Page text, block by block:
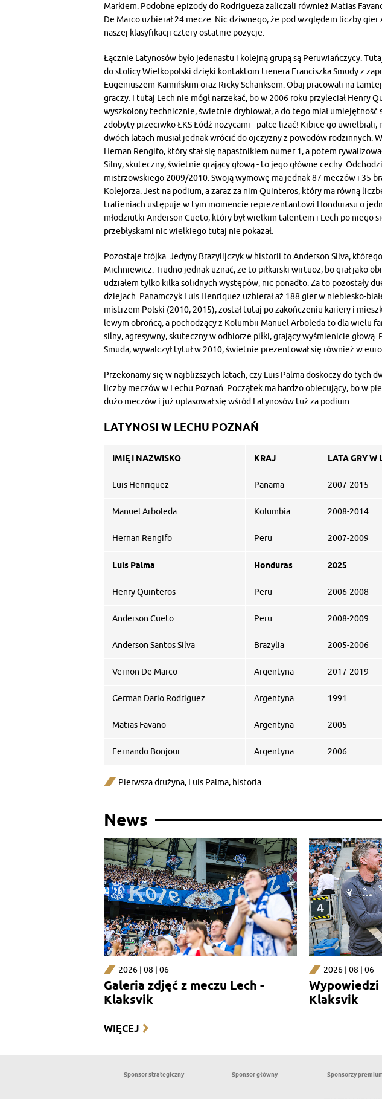
Markiem. Podobne epizody do Rodrigueza zaliczali również Matias
De Marco uzbierał 24 mecze. Nic dziwnego, że pod względem liczby
naszej klasyfikacji cztery ostatnie pozycje.
Łącznie Latynosów było jedenastu i kolejną grupą są Peruwiańczycy.
do stolicy Wielkopolski dzięki kontaktom trenera Franciszka Smudy z
Eugeniuszem Kamińskim oraz Ricky Schanksem. Obaj pracowali na
graczy. I tutaj Lech nie mógł narzekać, bo w 2006 roku przyleciał Henry
wyszkolony technicznie, świetnie dryblował, a do tego miał umiejętność
zdobyty przeciwko ŁKS Łódź nożycami - palce lizać! Kibice go uwielbiali,
dwóch latach musiał jednak wrócić do ojczyzny z powodów rodzinnych.
Hernan Rengifo, który stał się napastnikiem numer 1, a potem
Silny, skuteczny, świetnie grający głową - to jego główne cechy.
mistrzowskiego 2009/2010. Swoją wymowę ma jednak 87 meczów i 35
Kolejorza. Jest na podium, a zaraz za nim Quinteros, który ma równą
trafieniach ustępuje w tym momencie reprezentantowi Hondurasu o
młodziutki Anderson Cueto, który był wielkim talentem i Lech po niego
przebłyskami nic wielkiego tutaj nie pokazał.
Pozostaje trójka. Jedyny Brazylijczyk w historii to Anderson Silva,
Michniewicz. Trudno jednak uznać, że to piłkarski wirtuoz, bo grał jako
udziałem tylko kilka solidnych występów, nic ponadto. Za to pozostały
dziejach. Panamczyk Luis Henriquez uzbierał aż 188 gier w niebiesko-
mistrzem Polski (2010, 2015), został tutaj po zakończeniu kariery i
lewym obrońcą, a pochodzący z Kolumbii Manuel Arboleda to dla wielu
silny, agresywny, skuteczny w odbiorze piłki, grający wyśmienicie głową.
Smuda, wywalczył tytuł w 2010, świetnie prezentował się również w
Przekonamy się w najbliższych latach, czy Luis Palma doskoczy do tych
liczby meczów w Lechu Poznań. Początek ma bardzo obiecujący, bo w
dużo meczów i już uplasował się wśród Latynosów tuż za podium.
LATYNOSI W LECHU POZNAŃ
IMIĘ I NAZWISKO KRAJ LATA GRY W
Luis Henriquez Panama 2007-2015
Manuel Arboleda Kolumbia 2008-2014
Hernan Rengifo Peru 2007-2009
Luis Palma Honduras 2025
Henry Quinteros Peru 2006-2008
Anderson Cueto Peru 2008-2009
Anderson Santos Silva Brazylia 2005-2006
Vernon De Marco Argentyna 2017-2019
German Dario Rodriguez Argentyna 1991
Matias Favano Argentyna 2005
Fernando Bonjour Argentyna 2006
Pierwsza drużyna, Luis Palma, historia
News
2026 | 08 | 06
Galeria zdjęć z meczu Lech -
Klaksvik
2026 | 08 | 06
Wypowiedzi
Klaksvik
WIĘCEJ
Sponsor strategiczny Sponsor główny Sponsorzy